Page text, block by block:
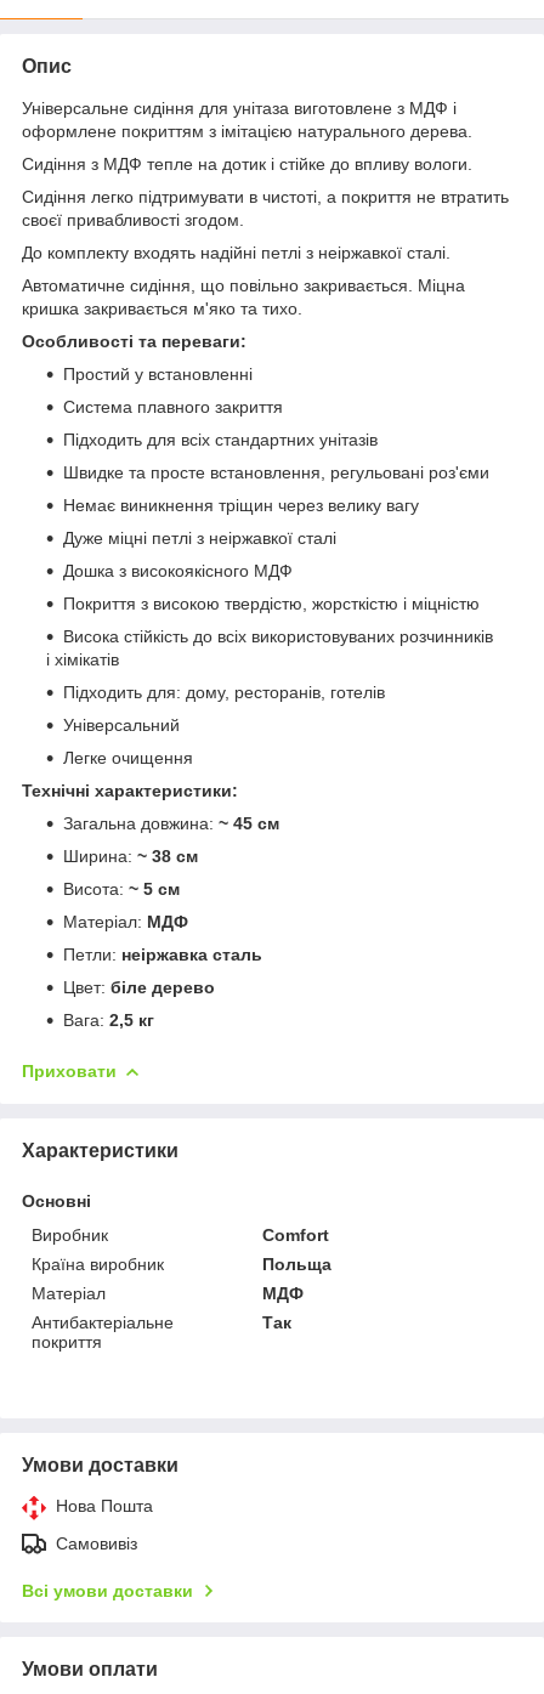
Опис
Універсальне сидіння для унітаза виготовлене з МДФ і
оформлене покриттям з імітацією натурального дерева.
Сидіння з МДФ тепле на дотик і стійке до впливу вологи.
Сидіння легко підтримувати в чистоті, а покриття не втратить
своєї привабливості згодом.
До комплекту входять надійні петлі з неіржавкої сталі.
Автоматичне сидіння, що повільно закривається. Міцна
кришка закривається м'яко та тихо.
Особливості та переваги:
Простий у встановленні
Система плавного закриття
Підходить для всіх стандартних унітазів
Швидке та просте встановлення, регульовані роз'єми
Немає виникнення тріщин через велику вагу
Дуже міцні петлі з неіржавкої сталі
Дошка з високоякісного МДФ
Покриття з високою твердістю, жорсткістю і міцністю
Висока стійкість до всіх використовуваних розчинників
і хімікатів
Підходить для: дому, ресторанів, готелів
Універсальний
Легке очищення
Технічні характеристики:
Загальна довжина: ~ 45 см
Ширина: ~ 38 см
Висота: ~ 5 см
Матеріал: МДФ
Петли: неіржавка сталь
Цвет: біле дерево
Вага: 2,5 кг
Приховати
Характеристики
Основні
Виробник
Comfort
Країна виробник
Польща
Матеріал
МДФ
Антибактеріальне
покриття
Так
Умови доставки
Нова Пошта
Самовивіз
Всі умови доставки
Умови оплати